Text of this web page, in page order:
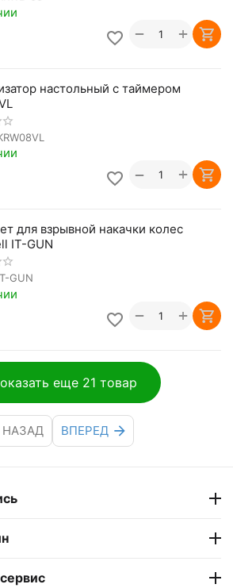
+
−
настольный с таймером
+
−
для взрывной накачки колес
IT-GUN
GUN
+
−
еще 21 товар
НАЗАД ВПЕРЕД